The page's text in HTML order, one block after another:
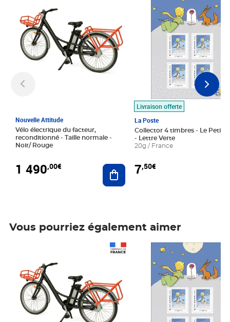
Nouvelle Attitude
Vélo électrique du facteur,
reconditionné - Taille normale -
Noir/ Rouge
1 490,00€ Ajouter au panier
Livraison offerte
La Poste
Collector 4 timbres - Le Petit
- Lettre Verte
20g / France
7,50€
Vous pourriez également aimer
Prix 7,50€